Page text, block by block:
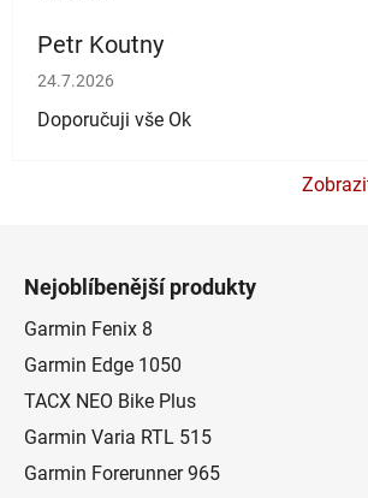
Petr Koutny
Hodnocení obchodu je 5 z 5 hvězdiček.
24.7.2026
Doporučuji vše Ok
Nejoblíbenější produkty
Garmin Fenix 8
Garmin Edge 1050
TACX NEO Bike Plus
Garmin Varia RTL 515
Garmin Forerunner 965